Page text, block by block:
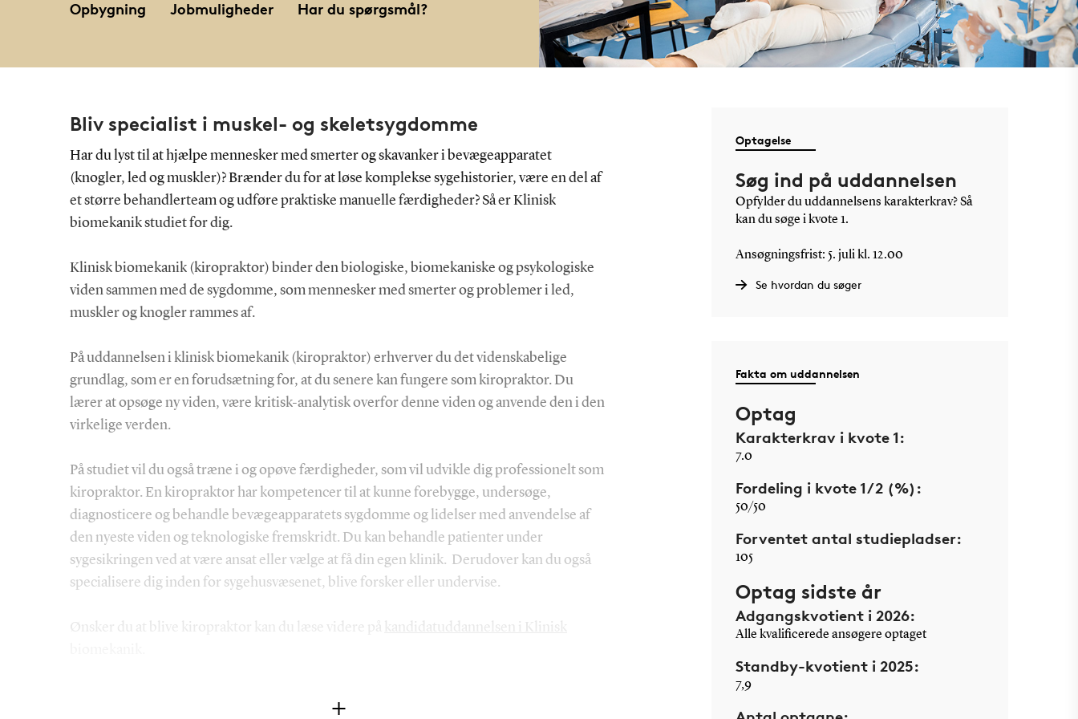
Opbygning
Jobmuligheder Har du spørgsmål?
Bliv specialist i muskel- og skeletsygdomme
Har du lyst til at hjælpe mennesker med smerter og skavanker i bevægeapparatet
(knogler, led og muskler)? Brænder du for at løse komplekse sygehistorier, være en del af
et større behandlerteam og udføre praktiske manuelle færdigheder? Så er Klinisk
biomekanik studiet for dig.
Klinisk biomekanik (kiropraktor) binder den biologiske, biomekaniske og psykologiske
viden sammen med de sygdomme, som mennesker med smerter og problemer i led,
muskler og knogler rammes af.
På uddannelsen i klinisk biomekanik (kiropraktor) erhverver du det videnskabelige
grundlag, som er en forudsætning for, at du senere kan fungere som kiropraktor. Du
lærer at opsøge ny viden, være kritisk-analytisk overfor denne viden og anvende den i den
virkelige verden.
På studiet vil du også træne i og opøve færdigheder, som vil udvikle dig professionelt som
kiropraktor. En kiropraktor har kompetencer til at kunne forebygge, undersøge,
diagnosticere og behandle bevægeapparatets sygdomme og lidelser med anvendelse af
den nyeste viden og teknologiske fremskridt. Du kan behandle patienter under
sygesikringen ved at være ansat eller vælge at få din egen klinik. Derudover kan du også
specialisere dig inden for sygehusvæsenet, blive forsker eller undervise.
Ønsker du at blive kiropraktor kan du læse videre på
kandidatuddannelsen i Klinisk
Optagelse
Søg ind på uddannelsen
Opfylder du uddannelsens karakterkrav? Så
kan du søge i kvote 1.
Ansøgningsfrist: 5. juli kl. 12.00
Se hvordan du søger
Fakta om uddannelsen
Optag
Karakterkrav i kvote 1:
7.0
Fordeling i kvote 1/2 (%):
50/50
Forventet antal studiepladser:
105
Optag sidste år
Adgangskvotient i 2026:
Alle kvalificerede ansøgere optaget
Standby-kvotient i 2025:
7,9